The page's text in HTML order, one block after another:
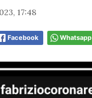
17:48
Facebook Whatsapp